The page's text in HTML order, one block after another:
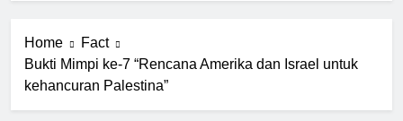
Home
Fact
Bukti Mimpi ke-7 “Rencana Amerika dan Israel untuk
kehancuran Palestina”